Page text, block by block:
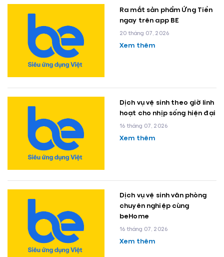
Ra mắt sản phẩm Ứng Tiền
ngay trên app BE
20 tháng 07, 2026
Xem thêm
Dịch vụ vệ sinh theo giờ linh
hoạt cho nhịp sống hiện đại
16 tháng 07, 2026
Xem thêm
Dịch vụ vệ sinh văn phòng
chuyên nghiệp cùng
beHome
16 tháng 07, 2026
Xem thêm